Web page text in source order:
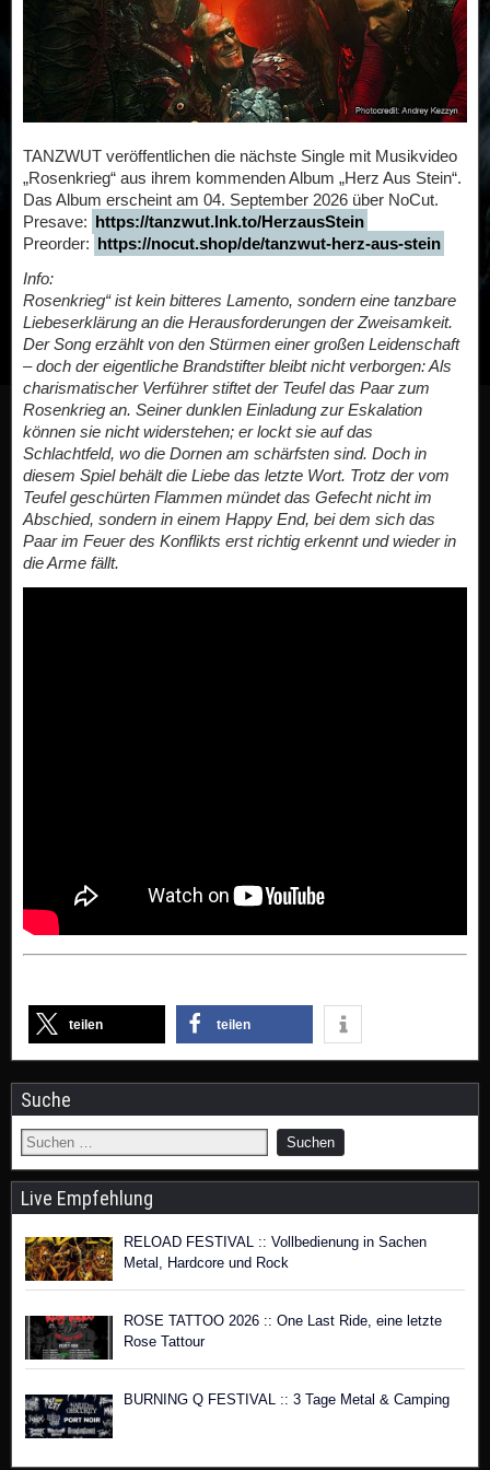
TANZWUT veröffentlichen die nächste Single mit Musikvideo
„Rosenkrieg“ aus ihrem kommenden Album „Herz Aus Stein“.
Das Album erscheint am 04. September 2026 über NoCut.
Presave: https://tanzwut.lnk.to/HerzausStein
Preorder: https://nocut.shop/de/tanzwut-herz-aus-stein
Info:
Rosenkrieg“ ist kein bitteres Lamento, sondern eine tanzbare
Liebeserklärung an die Herausforderungen der Zweisamkeit.
Der Song erzählt von den Stürmen einer großen Leidenschaft
– doch der eigentliche Brandstifter bleibt nicht verborgen: Als
charismatischer Verführer stiftet der Teufel das Paar zum
Rosenkrieg an. Seiner dunklen Einladung zur Eskalation
können sie nicht widerstehen; er lockt sie auf das
Schlachtfeld, wo die Dornen am schärfsten sind. Doch in
diesem Spiel behält die Liebe das letzte Wort. Trotz der vom
Teufel geschürten Flammen mündet das Gefecht nicht im
Abschied, sondern in einem Happy End, bei dem sich das
Paar im Feuer des Konflikts erst richtig erkennt und wieder in
die Arme fällt.
teilen teilen
Suche
Live Empfehlung
RELOAD FESTIVAL :: Vollbedienung in Sachen
Metal, Hardcore und Rock
ROSE TATTOO 2026 :: One Last Ride, eine letzte
Rose Tattour
BURNING Q FESTIVAL :: 3 Tage Metal & Camping